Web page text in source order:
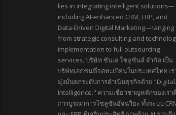
lies in integrating intelligent solutions—
including AI-enhanced CRM, ERP, and
Data-Driven Digital Marketing—ranging
from strategic consulting and
implementation to full outsourcing
services. บริษัท ซันเด โซลูชันส์ จำกัด เป็น
บริษัทเอกชนที่จดทะเบียนในประเทศไทย เร
มุ่งมั่นยกระดับการดำเนินธุรกิจด้วย "Digital.
Intelligence." ความเชี่ยวชาญหลักของเรา
การบูรณาการโซลูชันอัจฉริยะ ทั้งระบบ